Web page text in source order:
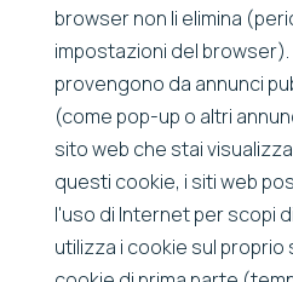
browser non li elimina
impostazioni del
provengono da annunci
(come pop-up o altri
sito web che stai
questi cookie, i siti web
l'uso di Internet per scopi
utilizza i cookie sul proprio